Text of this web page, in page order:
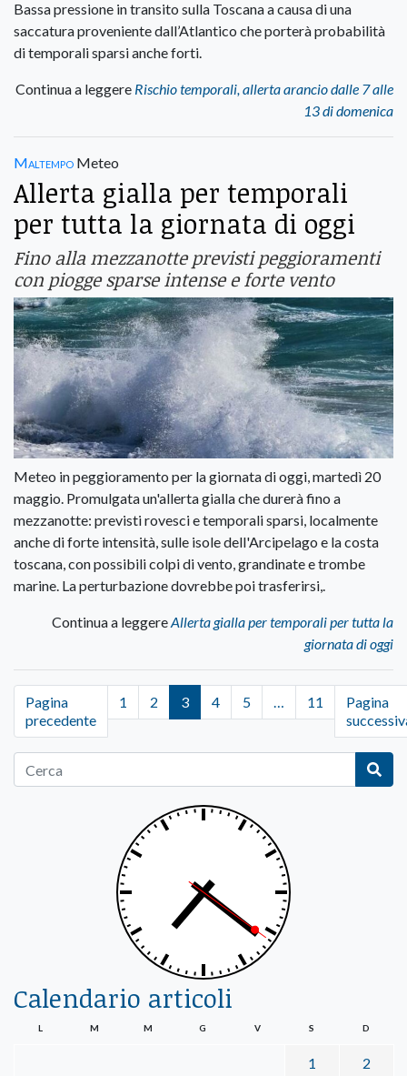
Bassa pressione in transito sulla Toscana a causa di una
saccatura proveniente dall’Atlantico che porterà probabilità
di temporali sparsi anche forti.
Continua a leggere Rischio temporali, allerta arancio dalle 7 alle
13 di domenica
Maltempo Meteo
Allerta gialla per temporali
per tutta la giornata di oggi
Fino alla mezzanotte previsti peggioramenti
con piogge sparse intense e forte vento
Meteo in peggioramento per la giornata di oggi, martedì 20
maggio. Promulgata un'allerta gialla che durerà fino a
mezzanotte: previsti rovesci e temporali sparsi, localmente
anche di forte intensità, sulle isole dell'Arcipelago e la costa
toscana, con possibili colpi di vento, grandinate e trombe
marine. La perturbazione dovrebbe poi trasferirsi,.
Continua a leggereAllerta gialla per temporali per tutta la
giornata di oggi
Pagina
precedente
1 2 3 4 5 … 11
Pagina
Calendario articoli
L M M G V S D
1 2